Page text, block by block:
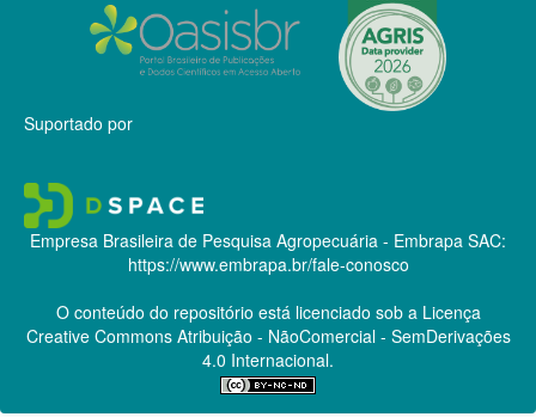
Suportado por
Empresa Brasileira de Pesquisa Agropecuária - Embrapa SAC:
https://www.embrapa.br/fale-conosco
O conteúdo do repositório está licenciado sob a Licença
Creative CommonsAtribuição - NãoComercial - SemDerivações
4.0 Internacional.